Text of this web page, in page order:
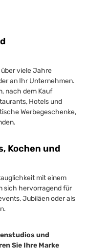
viele Jahre
an Ihr Unternehmen.
nach dem Kauf
Hotels und
Werbegeschenke,
Kochen und
mit einem
sich hervorragend für
Jubiläen oder als
und
Sie Ihre Marke